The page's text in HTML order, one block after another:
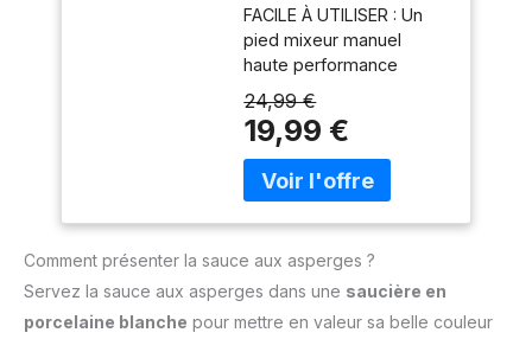
Mixage pratique et
efficace : Le couteau
QuattroBlade en inox à 4
lames assure un
mélange lisse et
homogène, avec moins
d’éclaboussures et un
mixage plus rapide
Accessoire polyvalent
inclus : Le mixeur est
livré avec un gobelet
pratique pour mesurer et
mixer directement les
Mixage rapide -
Blanc
FACILE À UTILISER : Un
pied mixeur manuel
haute performance
équipé d'une puissance
de 350 W et d'une seule
vitesse pour des
résultats parfaits sans
effort, tout cela en
ECLABOUSSURES : Le
pied antiéclaboussures
évite les éclaboussures
24,99 €
19,99 €
Comment présenter la sauce aux asperges ?
Servez la sauce aux asperges dans une saucière en
porcelaine blanche pour mettre en valeur sa belle couleur